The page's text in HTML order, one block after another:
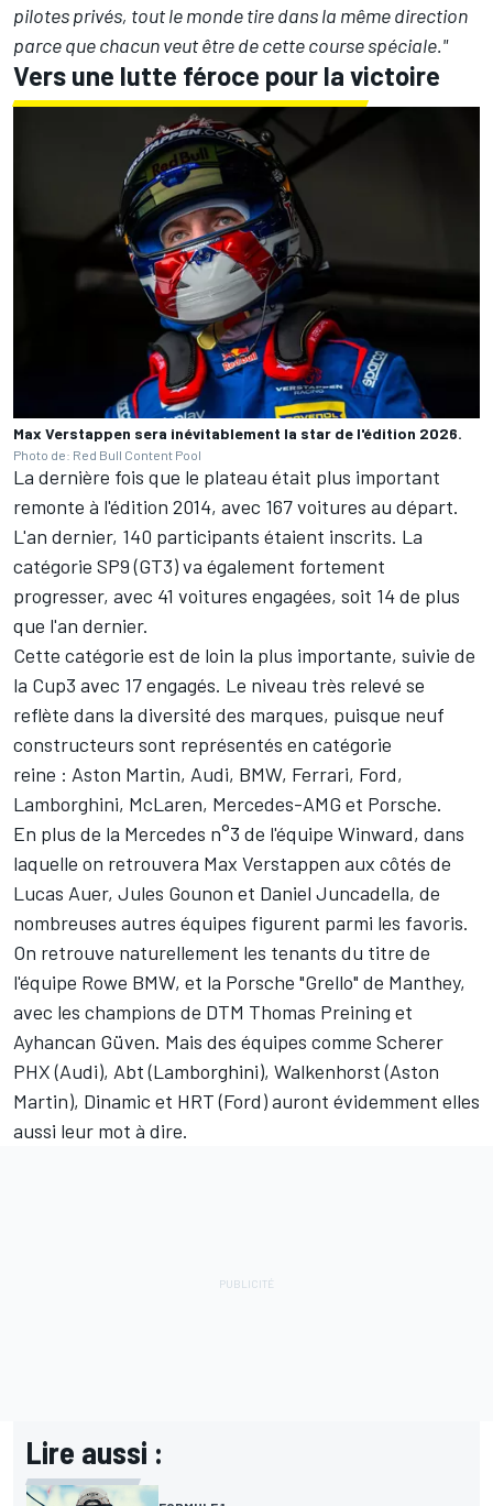
pilotes privés, tout le monde tire dans la même direction
parce que chacun veut être de cette course spéciale."
Vers une lutte féroce pour la victoire
Max Verstappen sera inévitablement la star de l'édition 2026.
Photo de: Red Bull Content Pool
La dernière fois que le plateau était plus important
remonte à l'édition 2014, avec 167 voitures au départ.
L'an dernier, 140 participants étaient inscrits. La
catégorie SP9 (GT3) va également fortement
progresser, avec 41 voitures engagées, soit 14 de plus
que l'an dernier.
Cette catégorie est de loin la plus importante, suivie de
la Cup3 avec 17 engagés. Le niveau très relevé se
reflète dans la diversité des marques, puisque neuf
constructeurs sont représentés en catégorie
reine : Aston Martin, Audi, BMW, Ferrari, Ford,
Lamborghini, McLaren, Mercedes-AMG et Porsche.
En plus de la Mercedes n°3 de l'équipe Winward, dans
laquelle on retrouvera Max Verstappen aux côtés de
Lucas Auer, Jules Gounon et Daniel Juncadella, de
nombreuses autres équipes figurent parmi les favoris.
On retrouve naturellement les tenants du titre de
l'équipe Rowe BMW, et la Porsche "Grello" de Manthey,
avec les champions de DTM Thomas Preining et
Ayhancan Güven. Mais des équipes comme Scherer
PHX (Audi), Abt (Lamborghini), Walkenhorst (Aston
Martin), Dinamic et HRT (Ford) auront évidemment elles
aussi leur mot à dire.
Lire aussi :